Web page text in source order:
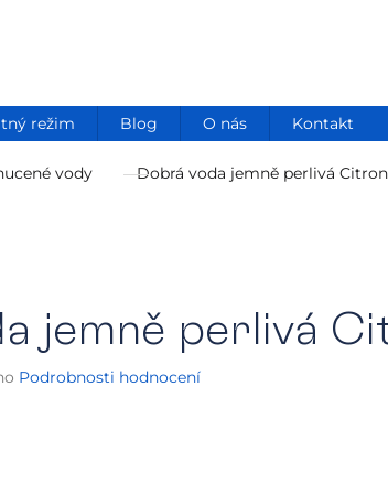
režim Blog O nás Kontakt
vody Dobrá voda jemně perlivá Citron
jemně perlivá
Podrobnosti hodnocení